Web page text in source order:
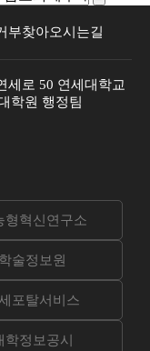
부찾아오시는길
세로 50 연세대학교
학원 행정팀
형혁신연구소
학술정보원
포탈서비스
학정보공시